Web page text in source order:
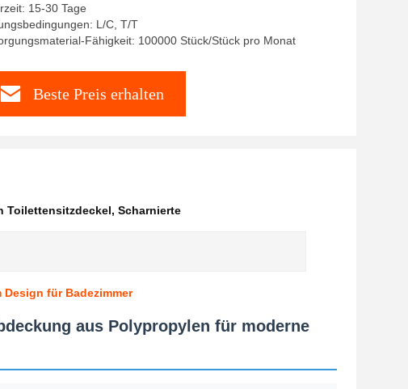
15-30 Tage
L/C, T/T
Fähigkeit: 100000 Stück/Stück pro Monat
Beste Preis erhalten
Toilettensitzdeckel, Scharnierte
für Badezimmer
aus Polypropylen für moderne